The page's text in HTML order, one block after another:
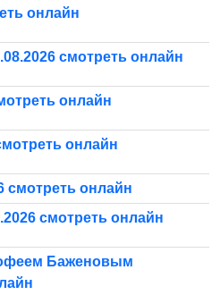
онлайн
смотреть онлайн
онлайн
онлайн
смотреть онлайн
смотреть онлайн
Баженовым